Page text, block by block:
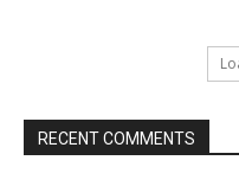
RECENT COMMENTS